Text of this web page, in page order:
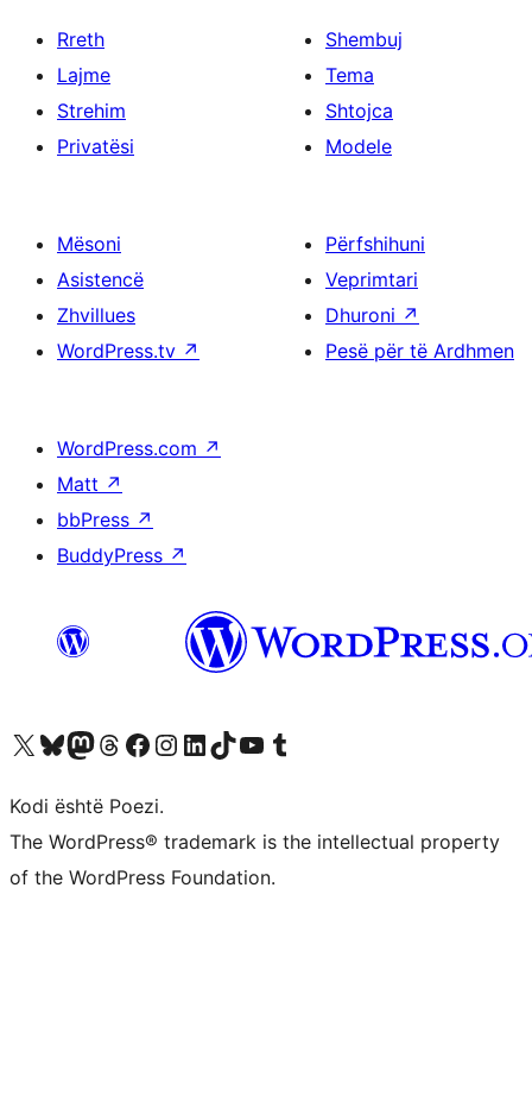
Rreth
Lajme
Strehim
Privatësi
Shembuj
Tema
Shtojca
Modele
Mësoni
Asistencë
Zhvillues
WordPress.tv ↗
Përfshihuni
Veprimtari
Dhuroni ↗
Pesë për të Ardhmen
WordPress.com ↗
Matt ↗
bbPress ↗
BuddyPress ↗
Vizitoni llogarinë tonë X (ish Twitter)
Vizitoni llogarinë tonë Bluesky
Vizitoni llogarinë tonë Mastodon
Vizitoni llogarinë tonë Threads
Vizitoni faqen tonë në Facebook
Vizitoni llogarinë tonë Instagram
Vizitoni llogarinë tonë LinkedIn
Vizitoni llogarinë tonë TikTok
Vizitoni kanalin tonë YouTube
Vizitoni llogarinë tonë Tumblr
Kodi është Poezi.
The WordPress® trademark is the intellectual property
of the WordPress Foundation.